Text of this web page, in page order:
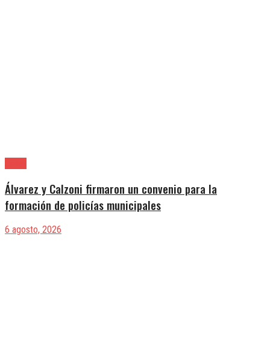
Álvarez y Calzoni firmaron un convenio para la
formación de policías municipales
6 agosto, 2026